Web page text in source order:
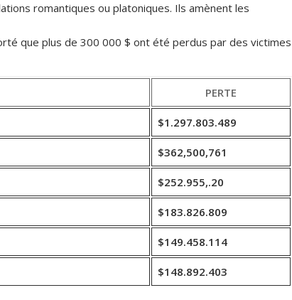
romantiques ou platoniques. Ils amènent les
que plus de 300 000 $ ont été perdus par des victimes
PERTE
$1.297.803.489
$362,500,761
$252.955,.20
$183.826.809
$149.458.114
$148.892.403